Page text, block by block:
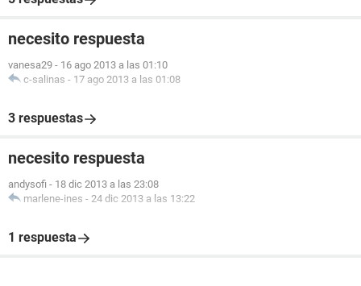
necesito respuesta
vanesa29 - 16 ago 2013 a las 01:10
c-salinas - 17 ago 2013 a las 01:08
3 respuestas
necesito respuesta
andysofi - 18 dic 2013 a las 23:08
marlene-ines - 24 dic 2013 a las 13:22
1 respuesta